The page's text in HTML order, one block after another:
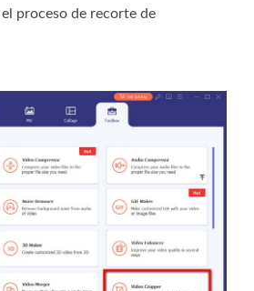
proceso de recorte de